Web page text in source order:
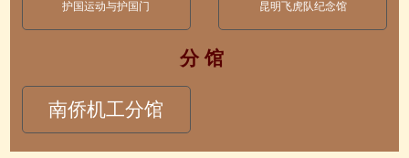
护国运动与护国门 昆明飞虎队纪念馆
分 馆
南侨机工分馆